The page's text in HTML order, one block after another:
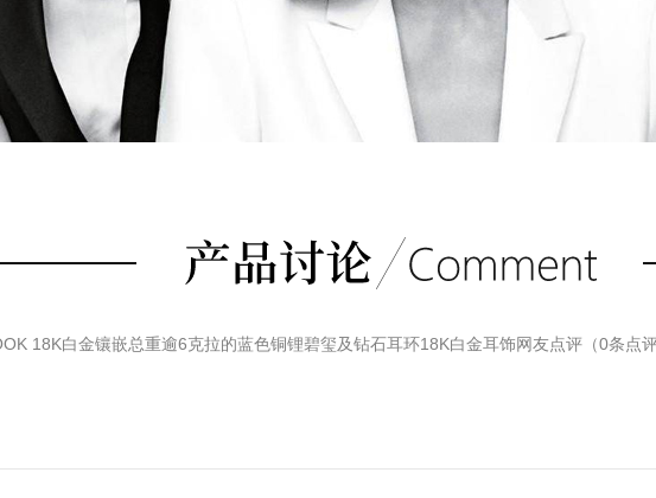
18K白金镶嵌总重逾6克拉的蓝色铜锂碧玺及钻石耳环18K白金耳饰网友点评（0条点